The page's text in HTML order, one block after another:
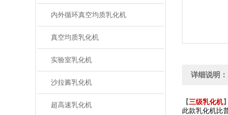
内外循环真空均质乳化机
真空均质乳化机
实验室乳化机
沙拉酱乳化机
超高速乳化机
详细说明：
【三级乳化机
此款乳化机比